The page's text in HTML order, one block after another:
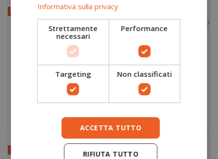
escursionisti
Superalp V-Light GTX
blu-arancio Aku
269,90 €
309,90 €
-50,00 €
Scarpa fast hiking
Flyrock Mid GTX
verde militare-
arancio Aku
Informativa sulla privacy
Strettamente
necessari
Performance
Targeting Non classificati
ACCETTA TUTTO
RIFIUTA TUTTO